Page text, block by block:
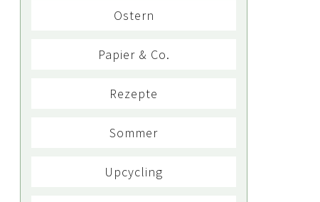
Ostern
Papier & Co.
Rezepte
Sommer
Upcycling